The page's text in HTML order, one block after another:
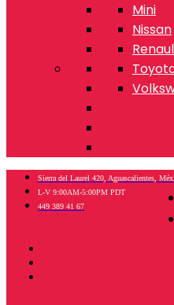
Mini
Nissan
Sierra del Laurel 420, Aguascalientes,
L-V 9:00AM-5:00PM PDT
449 389 41 67